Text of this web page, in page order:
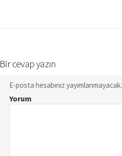
Bir cevap yazın
E-posta hesabınız yayımlanmayacak.
Yorum